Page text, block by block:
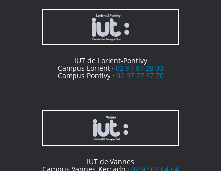
IUT de Lorient-Pontivy
Campus Lorient · 02 97 87 28 00
Campus Pontivy · 02 97 27 67 70
IUT de Vannes
Campus Vannes-Kercado · 02 97 62 64 64